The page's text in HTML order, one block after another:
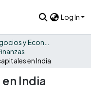
Log In
en India
India